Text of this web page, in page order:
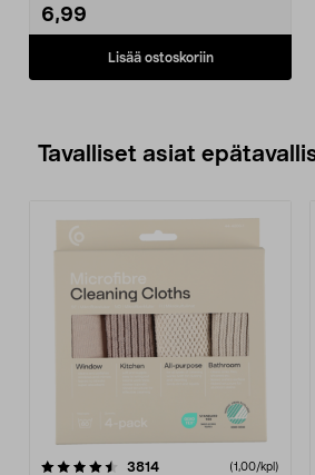
6,99
Lisää ostoskoriin
Tavalliset asiat
3814arvostelut (1,00/kpl)
4.5viidestä